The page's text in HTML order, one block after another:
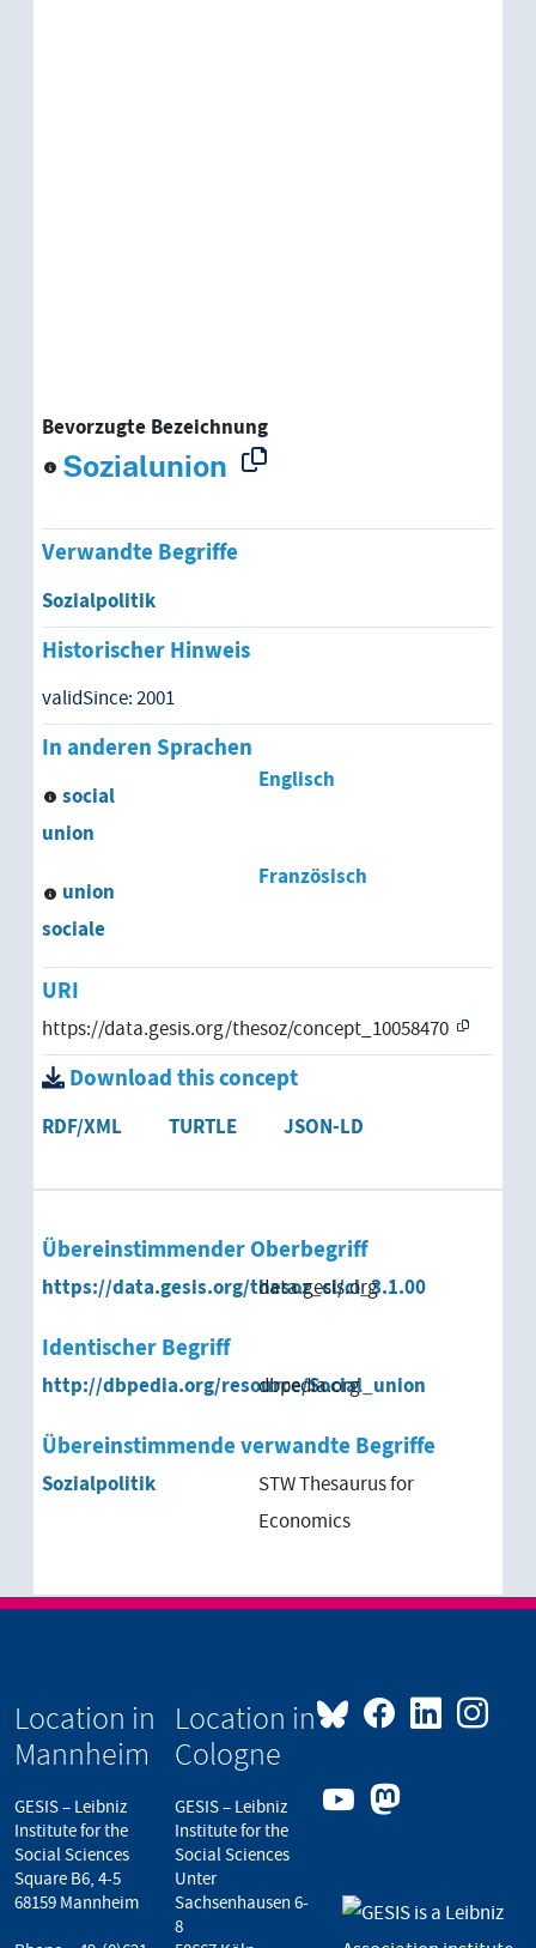
Bevorzugte Bezeichnung
Sozialunion
Verwandte Begriffe
Sozialpolitik
Historischer Hinweis
validSince: 2001
In anderen Sprachen
Englisch
social
union
Französisch
union
sociale
URI
https://data.gesis.org/thesoz/concept_10058470
Download this concept
RDF/XML TURTLE JSON-LD
Übereinstimmender Oberbegriff
https://data.gesis.org/thesoz_cl/cl_3.1.00
data.gesis.org
Identischer Begriff
http://dbpedia.org/resource/Social_union
dbpedia.org
Übereinstimmende verwandte Begriffe
Sozialpolitik
STW Thesaurus for
Economics
Location in
Mannheim
GESIS – Leibniz
Institute for the
Social Sciences
Square B6, 4-5
68159 Mannheim
Location in
Cologne
GESIS – Leibniz
Institute for the
Social Sciences
Unter
Sachsenhausen 6-
8